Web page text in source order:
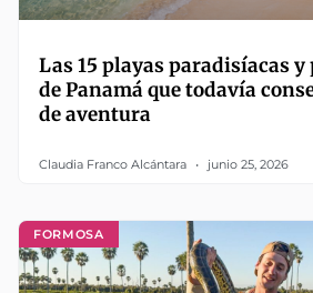
Las 15 playas paradisíacas y
de Panamá que todavía
de aventura
Claudia Franco Alcántara junio 25, 2026
FORMOSA